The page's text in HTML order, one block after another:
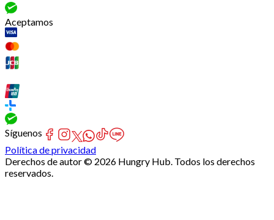
Aceptamos
Síguenos
Política de privacidad
Derechos de autor © 2026 Hungry Hub. Todos los derechos
reservados.